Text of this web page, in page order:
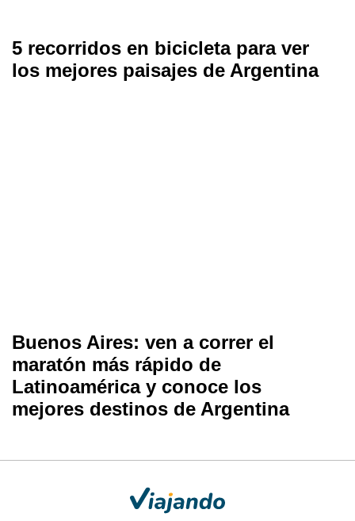
5 recorridos en bicicleta para ver
los mejores paisajes de Argentina
Buenos Aires: ven a correr el
maratón más rápido de
Latinoamérica y conoce los
mejores destinos de Argentina